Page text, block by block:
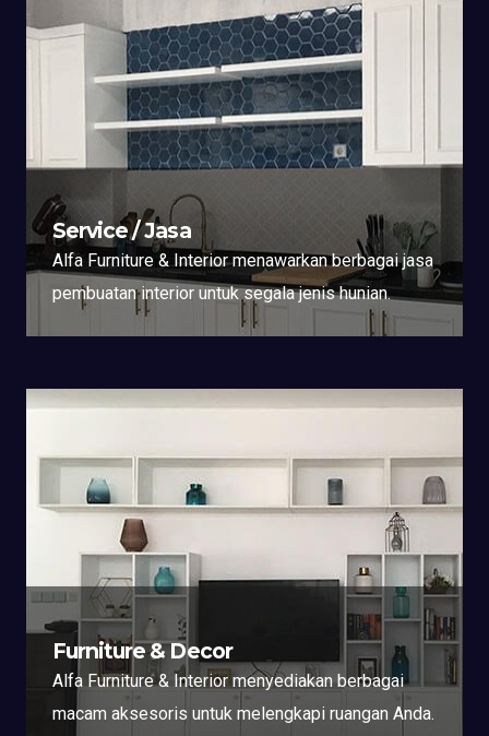
Service / Jasa
Alfa Furniture & Interior menawarkan berbagai jasa
pembuatan interior untuk segala jenis hunian.
Furniture & Decor
Alfa Furniture & Interior menyediakan berbagai
macam aksesoris untuk melengkapi ruangan Anda.